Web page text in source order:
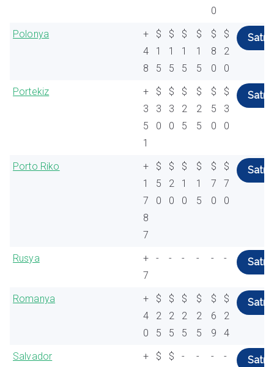
0
Polonya
+
4
8
$
1
5
$
1
5
$
1
5
$
1
5
$
8
0
$
2
0
Satın
Portekiz
+
3
5
1
$
3
0
$
3
0
$
2
5
$
2
5
$
5
0
$
3
0
Satın
Porto Riko
+
1
7
8
7
$
5
0
$
2
0
$
1
0
$
1
5
$
7
0
$
7
0
Satın
Rusya
+
7
- - - - - - Satın
Romanya
+
4
0
$
2
5
$
2
5
$
2
5
$
2
5
$
6
9
$
2
4
Satın
Salvador
+
$
$
- - - - Satın